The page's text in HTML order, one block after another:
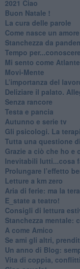
2021 Ciao
Buon Natale !
​La cura delle parole
​Come nasce un amore
Stanchezza da
​Tempo
​Mi sento come Atlante
​Movi-Mente
​L’importanza del
​Deliziare il palato.
​Senza rancore
​Testa e pancia
​Autunno e serie tv
​Gli psicologi. La
​Tutta una questione
​Grazie a ciò che ho e
​Inevitabili lutti...cosa
Prolungare l’effetto
​Letture a km zero
​Aria di ferie: ma la
​E_state a teatro!
​Consigli di lettura
​Stanchezza mentale:
​A come Amico
​Se ami gli altri,
​Un anno di Blog:
​Vita di coppia,